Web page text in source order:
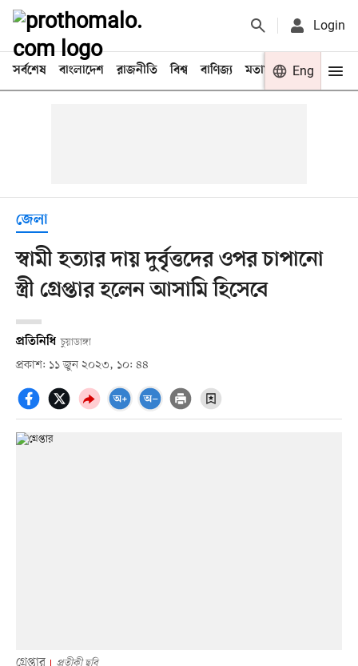
Login
সর্বশেষ বাংলাদেশ রাজনীতি বিশ্ব বাণিজ্য মতামত খেলা
Eng
জেলা
স্বামী হত্যার দায় দুর্বৃত্তদের ওপর চাপানো
স্ত্রী গ্রেপ্তার হলেন আসামি হিসেবে
প্রতিনিধি চুয়াডাঙ্গা
প্রকাশ: ১১ জুন ২০২৩, ১০: ৪৪
প্রতীকী ছবি